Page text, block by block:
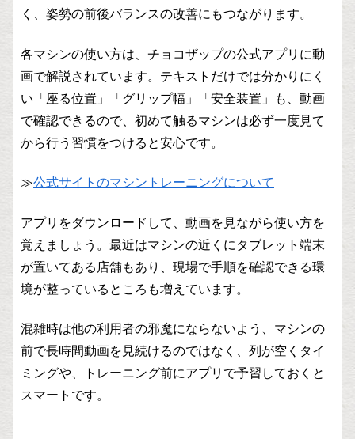
く、姿勢の前後バランスの改善にもつながります。
各マシンの使い方は、チョコザップの公式アプリに動
画で解説されています。テキストだけでは分かりにく
い「座る位置」「グリップ幅」「安全装置」も、動画
で確認できるので、初めて触るマシンは必ず一度見て
から行う習慣をつけると安心です。
≫公式サイトのマシントレーニングについて
アプリをダウンロードして、動画を見ながら使い方を
覚えましょう。最近はマシンの近くにタブレット端末
が置いてある店舗もあり、現場で手順を確認できる環
境が整っているところも増えています。
混雑時は他の利用者の邪魔にならないよう、マシンの
前で長時間動画を見続けるのではなく、列が空くタイ
ミングや、トレーニング前にアプリで予習しておくと
スマートです。